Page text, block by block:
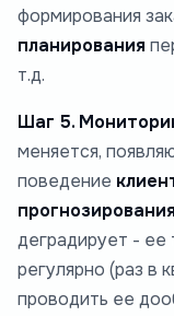
формирования
планирования
т.д.
Шаг 5.
меняется,
поведение
деградирует - ее
регулярно (раз в
проводить ее